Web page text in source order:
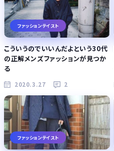
ファッションテイスト
こういうのでいいんだよという30代
の正解メンズファッションが見つか
る
2020.3.27 2
ファッションテイスト